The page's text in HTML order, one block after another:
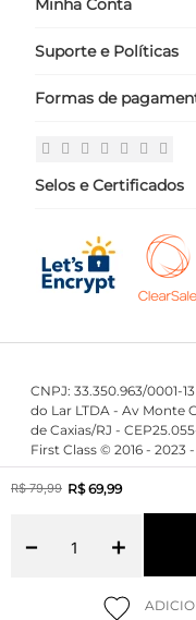
R$ 79,99 R$ 69,99
＋
－
Quem Somos
Minha Conta
Meus Dados
Suporte e Políticas
Políticas
Fale Conosco
Formas de
Selos e Certificados
CNPJ: 33.350.963/0001-
do Lar LTDA - Av Monte
de Caxias/RJ -
First Class © 2016 - 2023